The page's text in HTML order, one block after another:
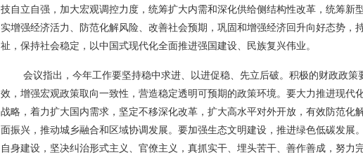
技自立自强，加大宏观调控力度，统筹扩大内需和深化供给侧结构性改革，统筹新
实增强经济活力、防范化解风险、改善社会预期，巩固和增强经济回升向好态势
祉，保持社会稳定，以中国式现代化全面推进强国建设、民族复兴伟业。
会议指出，今年工作要坚持稳中求进、以进促稳、先立后破。积极的财政政
效，增强宏观政策取向一致性，营造稳定透明可预期的政策环境。要大力推进现代
战略，着力扩大国内需求，坚定不移深化改革，扩大高水平对外开放，有效防范化
面振兴，推动城乡融合和区域协调发展。要加强生态文明建设，推进绿色低碳发
自身建设，坚决纠治形式主义、官僚主义，真抓实干、埋头苦干、善作善成，努力